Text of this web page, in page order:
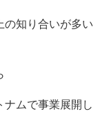
知り合いが多い
ムで事業展開し